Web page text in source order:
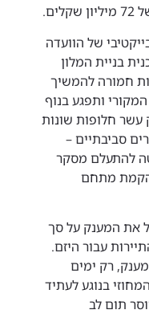
של הוועדה
בניית המלון
חמורה להמשיך
ותפגע בנוף
עשר חלופות שונות
על פי 16 פרמטרים סביבתיים –
להתעלם מסקר
מתחם
לבטל את המענק על סך
עבור היזם.
רק ימים
בנוגע לעתיד
תום לב